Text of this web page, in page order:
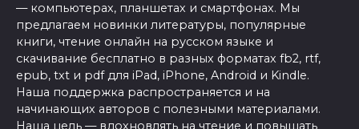
— компьютерах, планшетах и смартфонах. Мы
предлагаем новинки литературы, популярные
книги, чтение онлайн на русском языке и
скачивание бесплатно в разных форматах fb2, rtf,
epub, txt и pdf для iPad, iPhone, Android и Kindle.
Наша поддержка распространяется и на
начинающих авторов с полезными материалами.
Наша цель — вдохновлять на чтение и повышать